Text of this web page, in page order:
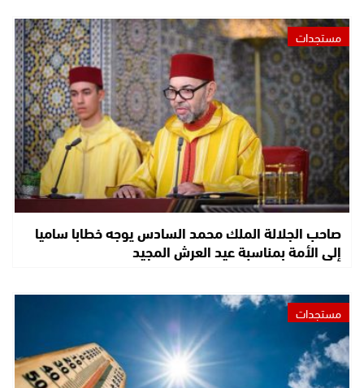
مستجدات
صاحب الجلالة الملك محمد السادس يوجه خطابا ساميا
إلى الأمة بمناسبة عيد العرش المجيد
مستجدات